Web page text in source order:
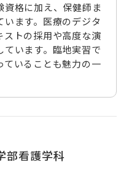
格に加え、保健師ま
ます。医療のデジタ
ストの採用や高度な演
います。臨地実習で
ていることも魅力の一
看護学科